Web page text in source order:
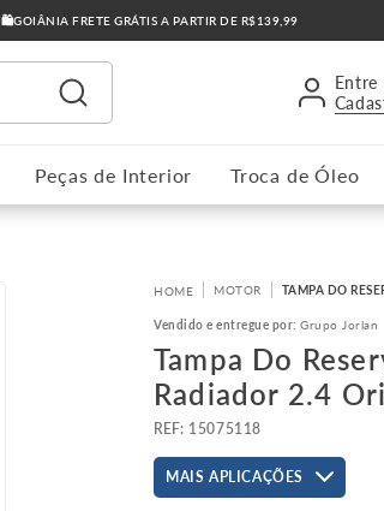
🛍️GOIÂNIA FRETE GRÁTIS A PARTIR DE R$139,99
Entre
Peças de Interior Troca de Óleo
MOTOR TAMPA DO
Vendido e entregue por:Grupo Jorlan
Tampa Do
Radiador 2.4
: 15075118
MAIS APLICAÇÕES